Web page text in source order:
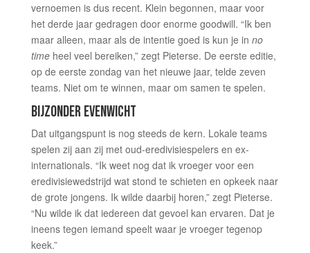
vernoemen is dus recent. Klein begonnen, maar voor
het derde jaar gedragen door enorme goodwill. “Ik ben
maar alleen, maar als de intentie goed is kun je in no
timeheel veel bereiken,” zegt Pieterse. De eerste editie,
op de eerste zondag van het nieuwe jaar, telde zeven
teams. Niet om te winnen, maar om samen te spelen.
BIJZONDER EVENWICHT
Dat uitgangspunt is nog steeds de kern. Lokale teams
spelen zij aan zij met oud-eredivisiespelers en ex-
internationals. “Ik weet nog dat ik vroeger voor een
eredivisiewedstrijd wat stond te schieten en opkeek naar
de grote jongens. Ik wilde daarbij horen,” zegt Pieterse.
“Nu wilde ik dat iedereen dat gevoel kan ervaren. Dat je
ineens tegen iemand speelt waar je vroeger tegenop
keek.”